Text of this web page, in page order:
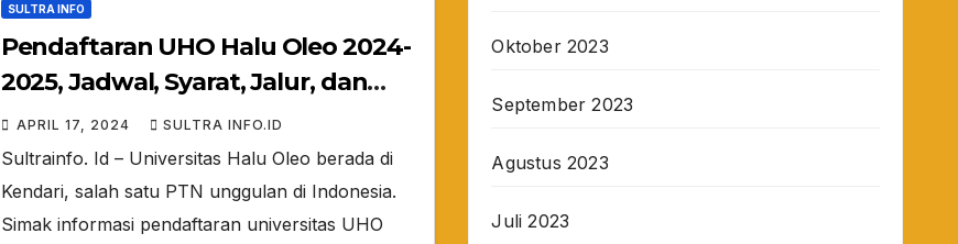
SULTRA INFO
Pendaftaran UHO Halu Oleo 2024-
2025, Jadwal, Syarat, Jalur, dan
Biaya Baca Selengkapnya
APRIL 17, 2024 SULTRA INFO.ID
Sultrainfo. Id – Universitas Halu Oleo berada di
Kendari, salah satu PTN unggulan di Indonesia.
Simak informasi pendaftaran universitas UHO
Oktober 2023
September 2023
Agustus 2023
Juli 2023